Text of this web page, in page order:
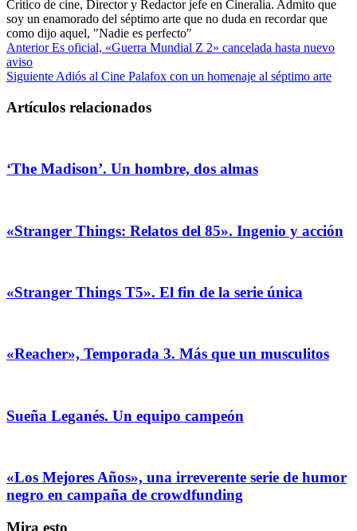
Crítico de cine, Director y Redactor jefe en Cineralia. Admito que
soy un enamorado del séptimo arte que no duda en recordar que
como dijo aquel, "Nadie es perfecto"
AnteriorEs oficial, «Guerra Mundial Z 2» cancelada hasta nuevo
aviso
Siguiente Adiós al Cine Palafox con un homenaje al séptimo arte
Artículos relacionados
‘The Madison’. Un hombre, dos almas
«Stranger Things: Relatos del 85». Ingenio y acción
«Stranger Things T5». El fin de la serie única
«Reacher», Temporada 3. Más que un musculitos
Sueña Leganés. Un equipo campeón
«Los Mejores Años», una irreverente serie de humor
negro en campaña de crowdfunding
Mira esto